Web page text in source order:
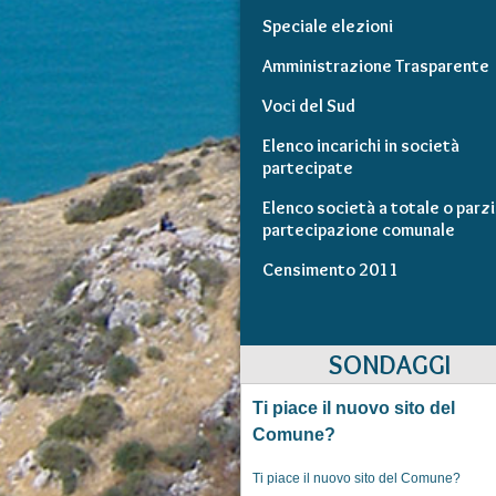
Speciale elezioni
Amministrazione Trasparente
Voci del Sud
Elenco incarichi in società
partecipate
Elenco società a totale o
partecipazione comunale
Censimento 2011
SONDAGGI
Ti piace il nuovo sito del
Comune?
Ti piace il nuovo sito del Comune?